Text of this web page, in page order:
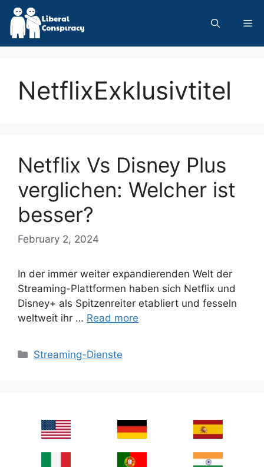
Skip
content
NetflixExklusivtitel
Netflix Vs Disney Plus
verglichen: Welcher ist
besser?
February 2, 2024
In der immer weiter expandierenden Welt der
Streaming-Plattformen haben sich Netflix und
Disney+ als Spitzenreiter etabliert und fesseln
weltweit ihr … Read more
Categories
Streaming-Dienste